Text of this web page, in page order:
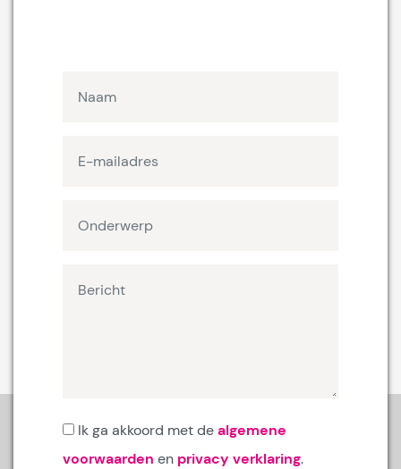
Ik ga akkoord met dealgemene
voorwaarden en privacy verklaring.